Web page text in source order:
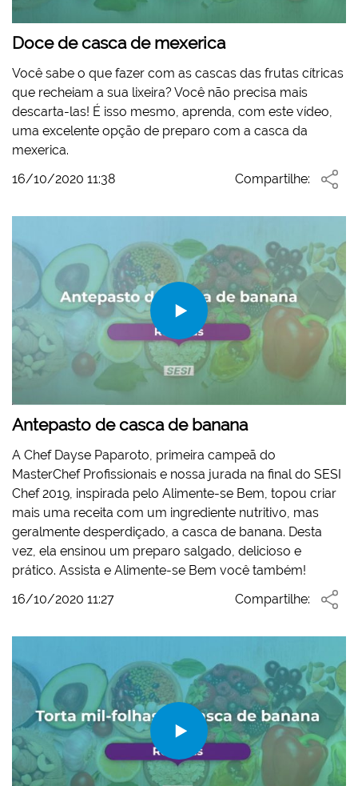
Doce de casca de mexerica
Você sabe o que fazer com as cascas das frutas cítricas
que recheiam a sua lixeira? Você não precisa mais
descarta-las! É isso mesmo, aprenda, com este vídeo,
uma excelente opção de preparo com a casca da
mexerica.
16/10/2020 11:38
Compartilhe:
Antepasto de casca de banana
A Chef Dayse Paparoto, primeira campeã do
MasterChef Profissionais e nossa jurada na final do SESI
Chef 2019, inspirada pelo Alimente-se Bem, topou criar
mais uma receita com um ingrediente nutritivo, mas
geralmente desperdiçado, a casca de banana. Desta
vez, ela ensinou um preparo salgado, delicioso e
prático. Assista e Alimente-se Bem você também!
16/10/2020 11:27
Compartilhe: